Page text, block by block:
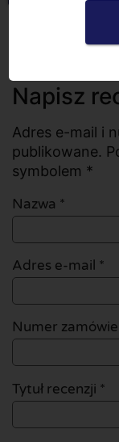
Napisz
Adres e-mail i
publikowane.
symbolem *
Nazwa *
Adres e-mail *
Numer
Tytuł recenzji *